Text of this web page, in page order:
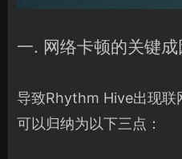
一. 网络卡顿的关键
导致Rhythm Hive出现联
可以归纳为以下三点：